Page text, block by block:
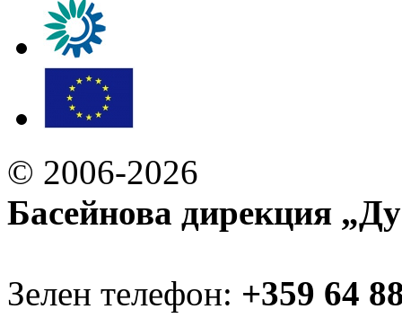
© 2006-2026
Басейнова дирекция
Зелен телефон: +359 64